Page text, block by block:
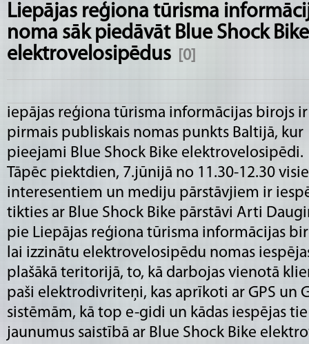
Liepājas reģiona tūrisma
noma sāk piedāvāt Blue Shock Bike
elektrovelosipēdus
[0]
iepājas reģiona tūrisma informācijas birojs ir
pirmais publiskais nomas punkts Baltijā, kur
pieejami Blue Shock Bike elektrovelosipēdi.
Tāpēc piektdien, 7.jūnijā no 11.30-12.30
interesentiem un mediju pārstāvjiem ir
tikties ar Blue Shock Bike pārstāvi Arti
pie Liepājas reģiona tūrisma informācijas
lai izzinātu elektrovelosipēdu nomas
plašākā teritorijā, to, kā darbojas vienotā
paši elektrodivriteņi, kas aprīkoti ar GPS un
sistēmām, kā top e-gidi un kādas iespējas
jaunumus saistībā ar Blue Shock Bike